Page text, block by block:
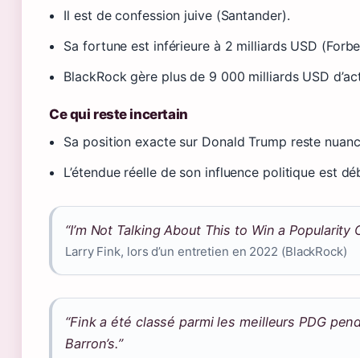
Il est de confession juive (Santander).
Sa fortune est inférieure à 2 milliards USD
BlackRock gère plus de 9 000 milliards USD
Ce qui reste incertain
Sa position exacte sur Donald Trump reste
L’étendue réelle de son influence politique est
“I’m Not Talking About This to Win a Popularity
Larry Fink, lors d’un entretien en 2022 (BlackRock)
“Fink a été classé parmi les meilleurs PDG
Barron’s.”